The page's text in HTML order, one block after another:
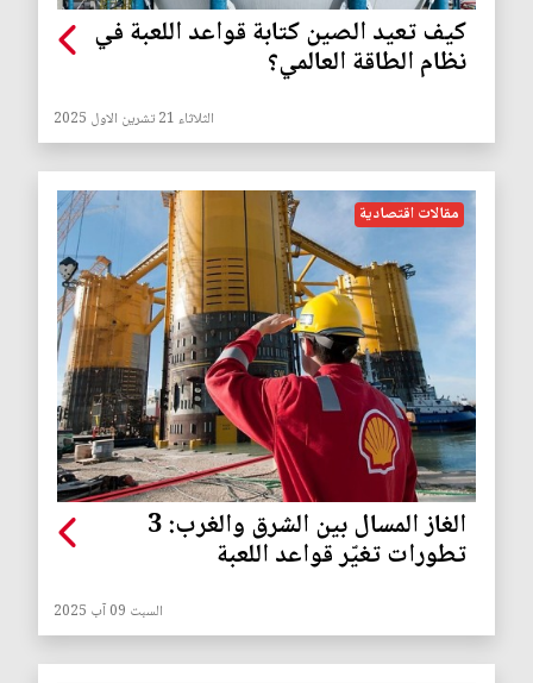
كيف تعيد الصين كتابة قواعد اللعبة في
نظام الطاقة العالمي؟
الثلاثاء 21 تشرين الاول 2025
مقالات اقتصادية
الغاز المسال بين الشرق والغرب: 3
تطورات تغيّر قواعد اللعبة
السبت 09 آب 2025